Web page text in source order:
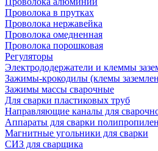
Проволока в прутках
Проволока нержавейка
Проволока омедненная
Проволока порошковая
Регуляторы
Электрододержатели и клеммы
Зажимы-крокодилы (клемы
Зажимы массы сварочные
Для сварки пластиковых труб
Направляющие каналы для
Аппараты для сварки
Магнитные угольники для сварки
СИЗ для сварщика